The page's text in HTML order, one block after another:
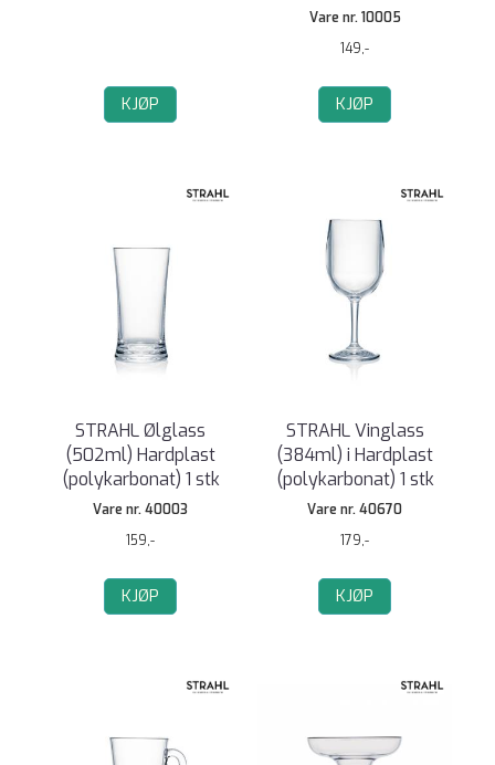
KJØP
Vare nr. 10005
149,-
KJØP
STRAHL Ølglass
(502ml) Hardplast
(polykarbonat) 1 stk
Vare nr. 40003
159,-
KJØP
STRAHL Vinglass
(384ml) i Hardplast
(polykarbonat) 1 stk
Vare nr. 40670
179,-
KJØP